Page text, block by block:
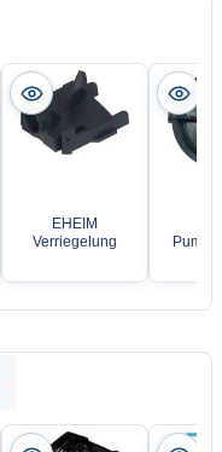
EHEIM
Verriegelung